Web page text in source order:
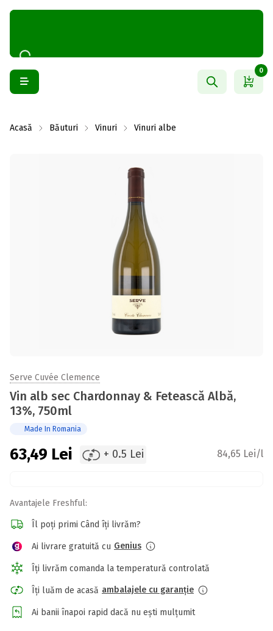
0
Acasă Băuturi Vinuri Vinuri albe
Serve Cuvée Clemence
Vin alb sec Chardonnay & Fetească Albă,
13%, 750ml
Made In Romania
63,49 Lei + 0.5 Lei 84,65 Lei/l
Avantajele Freshful:
Îl poți primi Când îți livrăm?
Ai livrare gratuită cu Genius
Îți livrăm comanda la temperatură controlată
Îți luăm de acasă ambalajele cu garanție
Ai banii înapoi rapid dacă nu ești mulțumit